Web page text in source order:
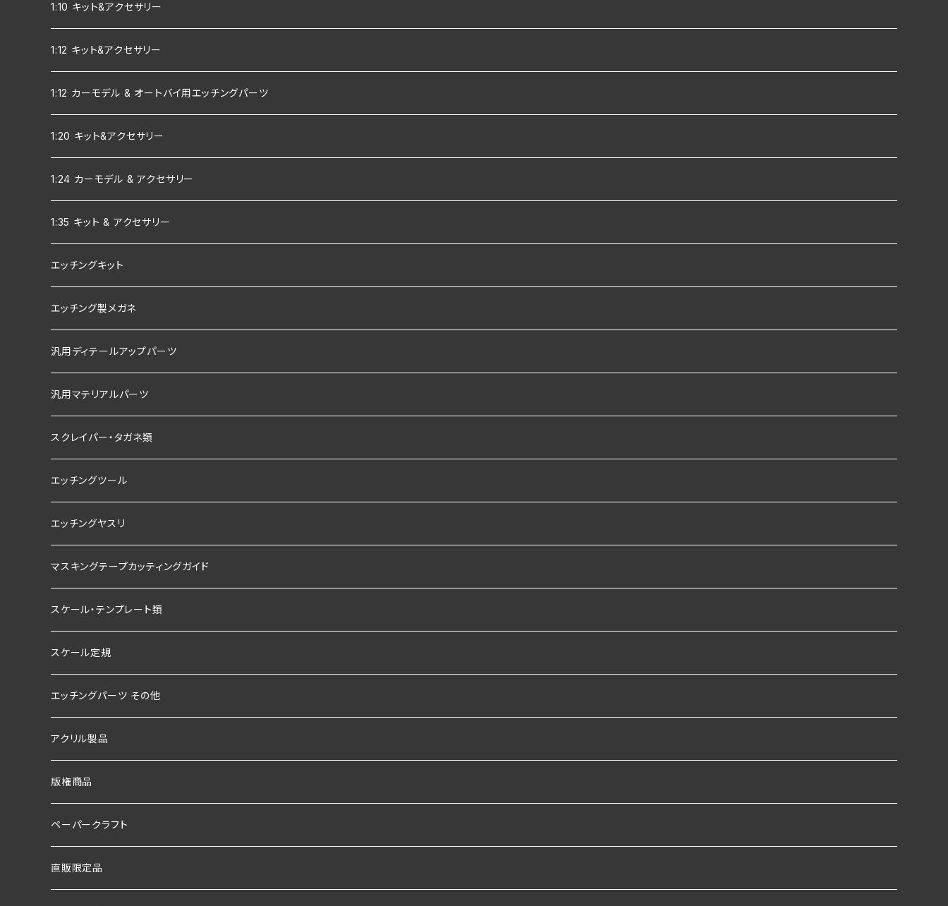
1:10 キット&アクセサリー
1:12 キット&アクセサリー
1:12 カーモデル & オートバイ用エッチングパーツ
1:20 キット&アクセサリー
1:24 カーモデル & アクセサリー
1:35 キット & アクセサリー
エッチングキット
エッチング製メガネ
汎用ディテールアップパーツ
汎用マテリアルパーツ
スクレイパー・タガネ類
エッチングツール
エッチングヤスリ
マスキングテープカッティングガイド
スケール・テンプレート類
スケール定規
エッチングパーツ その他
アクリル製品
版権商品
ペーパークラフト
直販限定品